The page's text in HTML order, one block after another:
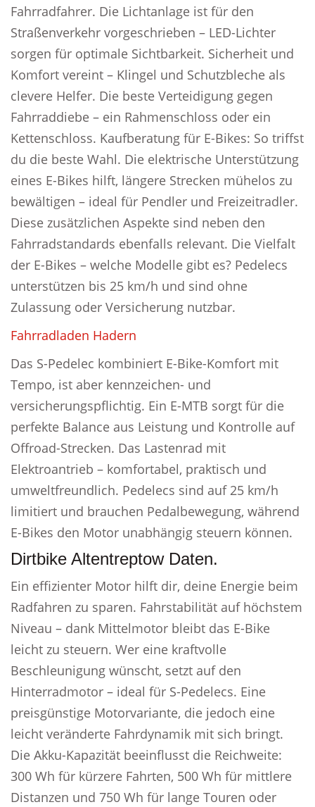
Fahrradfahrer. Die Lichtanlage ist für den
Straßenverkehr vorgeschrieben – LED-Lichter
sorgen für optimale Sichtbarkeit. Sicherheit und
Komfort vereint – Klingel und Schutzbleche als
clevere Helfer. Die beste Verteidigung gegen
Fahrraddiebe – ein Rahmenschloss oder ein
Kettenschloss. Kaufberatung für E-Bikes: So triffst
du die beste Wahl. Die elektrische Unterstützung
eines E-Bikes hilft, längere Strecken mühelos zu
bewältigen – ideal für Pendler und Freizeitradler.
Diese zusätzlichen Aspekte sind neben den
Fahrradstandards ebenfalls relevant. Die Vielfalt
der E-Bikes – welche Modelle gibt es? Pedelecs
unterstützen bis 25 km/h und sind ohne
Zulassung oder Versicherung nutzbar.
Fahrradladen Hadern
Das S-Pedelec kombiniert E-Bike-Komfort mit
Tempo, ist aber kennzeichen- und
versicherungspflichtig. Ein E-MTB sorgt für die
perfekte Balance aus Leistung und Kontrolle auf
Offroad-Strecken. Das Lastenrad mit
Elektroantrieb – komfortabel, praktisch und
umweltfreundlich. Pedelecs sind auf 25 km/h
limitiert und brauchen Pedalbewegung, während
E-Bikes den Motor unabhängig steuern können.
Dirtbike Altentreptow Daten.
Ein effizienter Motor hilft dir, deine Energie beim
Radfahren zu sparen. Fahrstabilität auf höchstem
Niveau – dank Mittelmotor bleibt das E-Bike
leicht zu steuern. Wer eine kraftvolle
Beschleunigung wünscht, setzt auf den
Hinterradmotor – ideal für S-Pedelecs. Eine
preisgünstige Motorvariante, die jedoch eine
leicht veränderte Fahrdynamik mit sich bringt.
Die Akku-Kapazität beeinflusst die Reichweite:
300 Wh für kürzere Fahrten, 500 Wh für mittlere
Distanzen und 750 Wh für lange Touren oder